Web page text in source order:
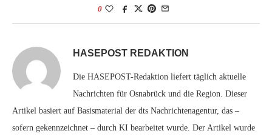
0
HASEPOST REDAKTION
Die HASEPOST-Redaktion liefert täglich aktuelle
Nachrichten für Osnabrück und die Region. Dieser
Artikel basiert auf Basismaterial der dts Nachrichtenagentur, das –
sofern gekennzeichnet – durch KI bearbeitet wurde. Der Artikel wurde